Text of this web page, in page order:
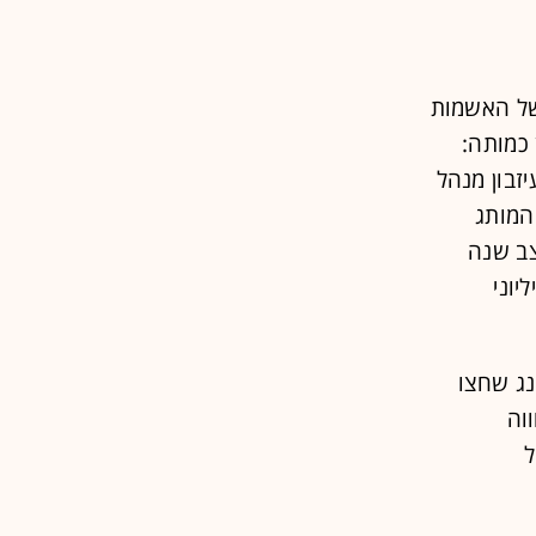
של האשמות
כמותה:
כיום העיזבון מנהל
המותג
שנה
סטרימינג שחצו